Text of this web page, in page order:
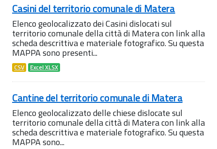
Casini del territorio comunale di Matera
Elenco geolocalizzato dei Casini dislocati sul
territorio comunale della città di Matera con link alla
scheda descrittiva e materiale fotografico. Su questa
MAPPA sono presenti...
CSV Excel XLSX
Cantine del territorio comunale di Matera
Elenco geolocalizzato delle chiese dislocate sul
territorio comunale della città di Matera con link alla
scheda descrittiva e materiale fotografico. Su questa
MAPPA sono...